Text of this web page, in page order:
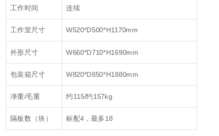
工作时间 连续
工作室尺寸 W520*D500*H1170mm
外形尺寸 W660*D710*H1690mm
包装箱尺寸 W820*D850*H1880mm
净重/毛重 约115/约157kg
隔板数（块） 标配4，最多18